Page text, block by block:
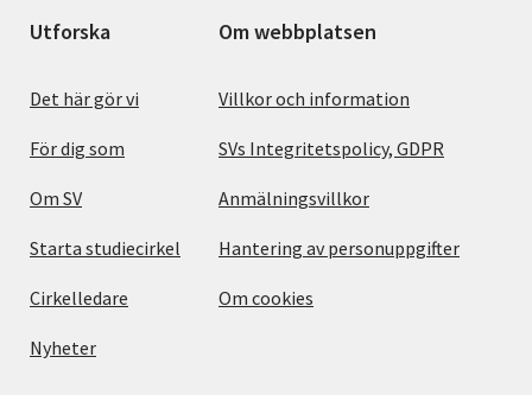
Utforska
Det här gör vi
För dig som
Om SV
Starta studiecirkel
Cirkelledare
Nyheter
Om webbplatsen
Villkor och information
SVs Integritetspolicy, GDPR
Anmälningsvillkor
Hantering av personuppgifter
Om cookies